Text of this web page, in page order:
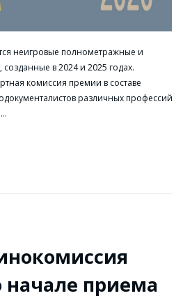
неигровые полнометражные и
в 2024 и 2025 годах.
комиссия премии в составе
различных профессий
начале приема